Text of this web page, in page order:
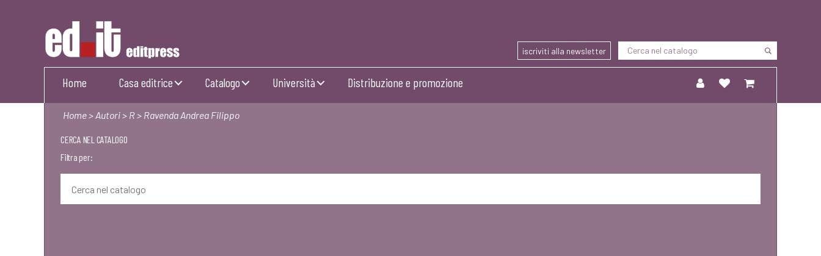
Editpress
iscriviti alla newsletter
Home Casa editrice Catalogo Università Distribuzione e promozione
Home> Autori> R> Ravenda Andrea Filippo
CERCA NEL CATALOGO
Filtra per: